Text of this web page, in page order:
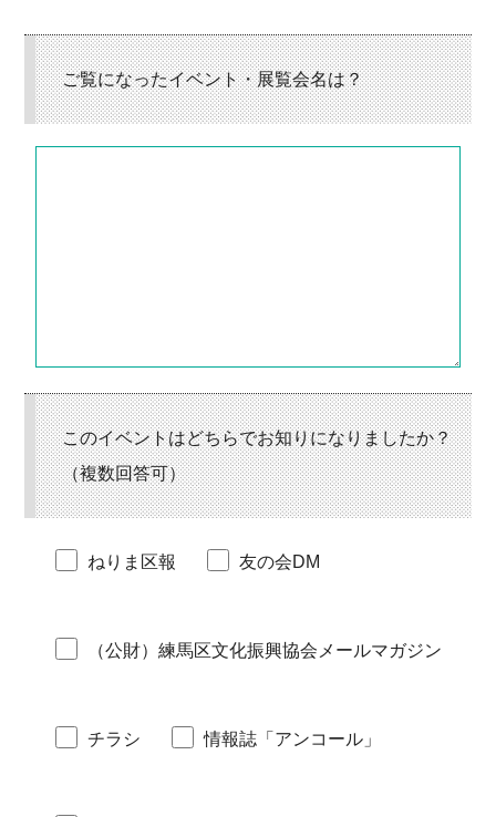
ご覧になったイベント・展覧会名は？
このイベントはどちらでお知りになりましたか？
（複数回答可）
ねりま区報 友の会DM
（公財）練馬区文化振興協会メールマガジン
チラシ 情報誌「アンコール」